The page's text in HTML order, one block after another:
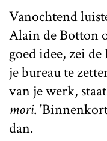
Vanochtend
Alain de Botton
goed idee, zei
je bureau te
van je werk,
mori.
dan.